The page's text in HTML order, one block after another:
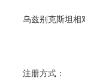
乌兹别克斯坦相
注册方式：